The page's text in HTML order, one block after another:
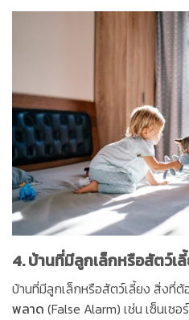
4.บ้านที่มีลูกเล็กหรือสัตว์เ
บ้านที่มีลูกเล็กหรือสัตว์เลี้ยง สิ่งที่ต้
พลาด (False Alarm) เช่น เซ็นเซ